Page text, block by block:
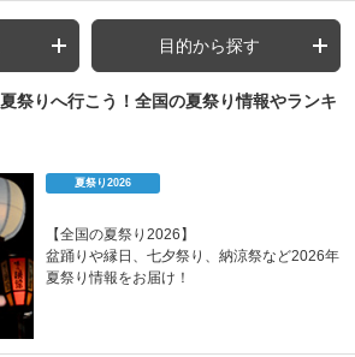
目的から探す
祭りへ行こう！全国の夏祭り情報やランキ
夏祭り2026
【全国の夏祭り2026】
盆踊りや縁日、七夕祭り、納涼祭など2026年
夏祭り情報をお届け！